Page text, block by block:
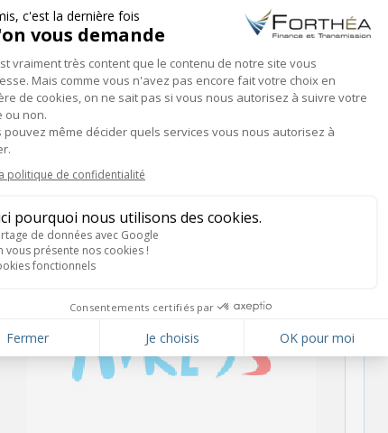
Basée en Ile de France, Les ATELIERS DUPLAN
est un des acteurs incontournables sur le
secteur du façonnage, de l’échantillonnage,
classeurs, cahiers de tendance, invitations,
coffrets… depuis presque 80 ans ; la société
possède un atelier lui permettant de s’adapter
aux spécificités de ses clients. L’historique
service…